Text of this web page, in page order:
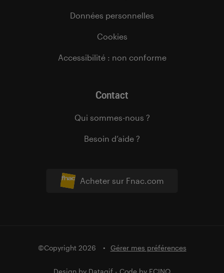
Acheter sur Fnac.com
Données personnelles
Cookies
Accessibilité : non conforme
Contact
Qui sommes-nous ?
Besoin d’aide ?
©Copyright 2026 Gérer mes préférences